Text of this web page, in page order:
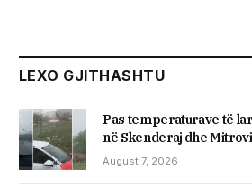
LEXO GJITHASHTU
Pas temperaturave të
në Skenderaj dhe
August 7, 2026